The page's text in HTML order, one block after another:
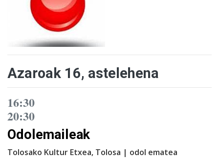
Azaroak 16, astelehena
16:30
20:30
Odolemaileak
Tolosako Kultur Etxea, Tolosa | odol ematea